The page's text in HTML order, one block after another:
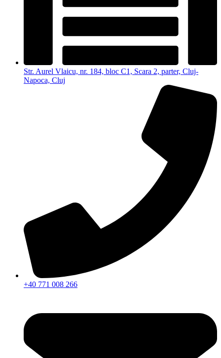
Str. Aurel Vlaicu, nr. 184, bloc C1, Scara 2, parter, Cluj-
Napoca, Cluj
+40 771 008 266